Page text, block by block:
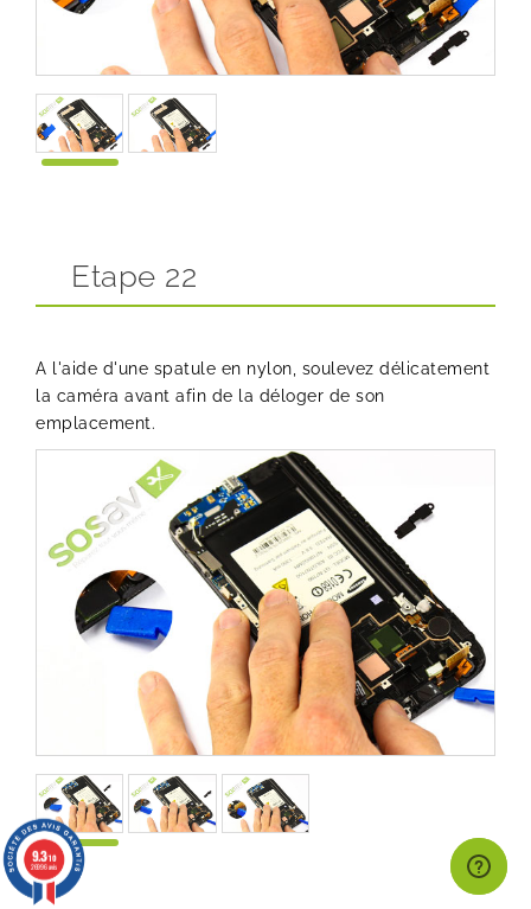
Etape 22
A l'aide d'une spatule en nylon, soulevez délicatement
la caméra avant afin de la déloger de son
emplacement.
9.3/10
26996 avis